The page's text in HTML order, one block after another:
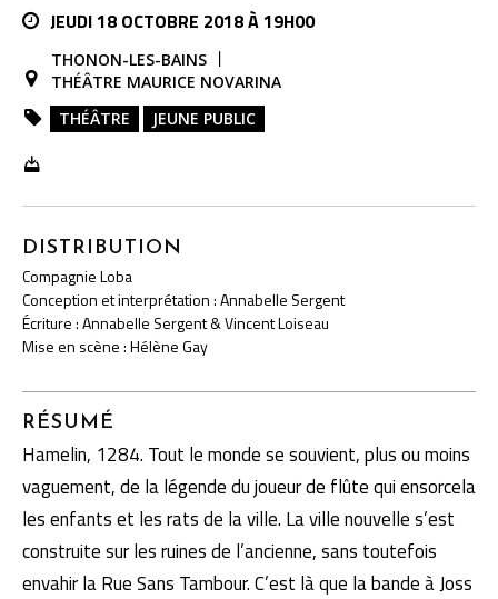
JEUDI 18 OCTOBRE 2018 À 19H00
THONON-LES-BAINS
THÉÂTRE MAURICE NOVARINA
THÉÂTRE
JEUNE PUBLIC
DISTRIBUTION
Compagnie Loba
Conception et interprétation : Annabelle Sergent
Écriture : Annabelle Sergent & Vincent Loiseau
Mise en scène : Hélène Gay
RÉSUMÉ
Hamelin, 1284. Tout le monde se souvient, plus ou moins
vaguement, de la légende du joueur de flûte qui ensorcela
les enfants et les rats de la ville. La ville nouvelle s’est
construite sur les ruines de l’ancienne, sans toutefois
envahir la Rue Sans Tambour. C’est là que la bande à Joss